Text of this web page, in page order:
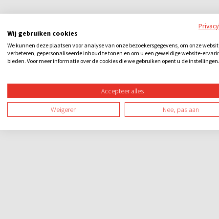
Wij gebruiken cookies
We kunnen deze plaatsen voor analyse van onze bezoekersgegevens, om onze
verbeteren, gepersonaliseerde inhoud te tonen en om u een geweldige website-
bieden. Voor meer informatie over de cookies die we gebruiken opent u de instellingen.
Accepteer alles
Weigeren Nee, pas aan